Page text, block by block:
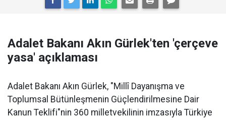
Adalet Bakanı Akın Gürlek'ten 'çerçeve
yasa' açıklaması
Adalet Bakanı Akın Gürlek, "Millî Dayanışma ve
Toplumsal Bütünleşmenin Güçlendirilmesine Dair
Kanun Teklifi"nin 360 milletvekilinin imzasıyla Türkiye